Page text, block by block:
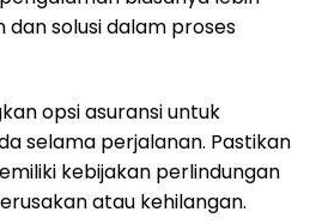
solusi dalam proses
opsi asuransi untuk
selama perjalanan. Pastikan
kebijakan perlindungan
atau kehilangan.